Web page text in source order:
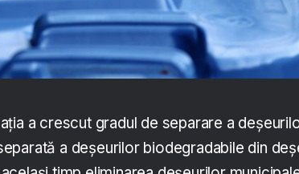
a crescut gradul de separare a
a deșeurilor biodegradabile din